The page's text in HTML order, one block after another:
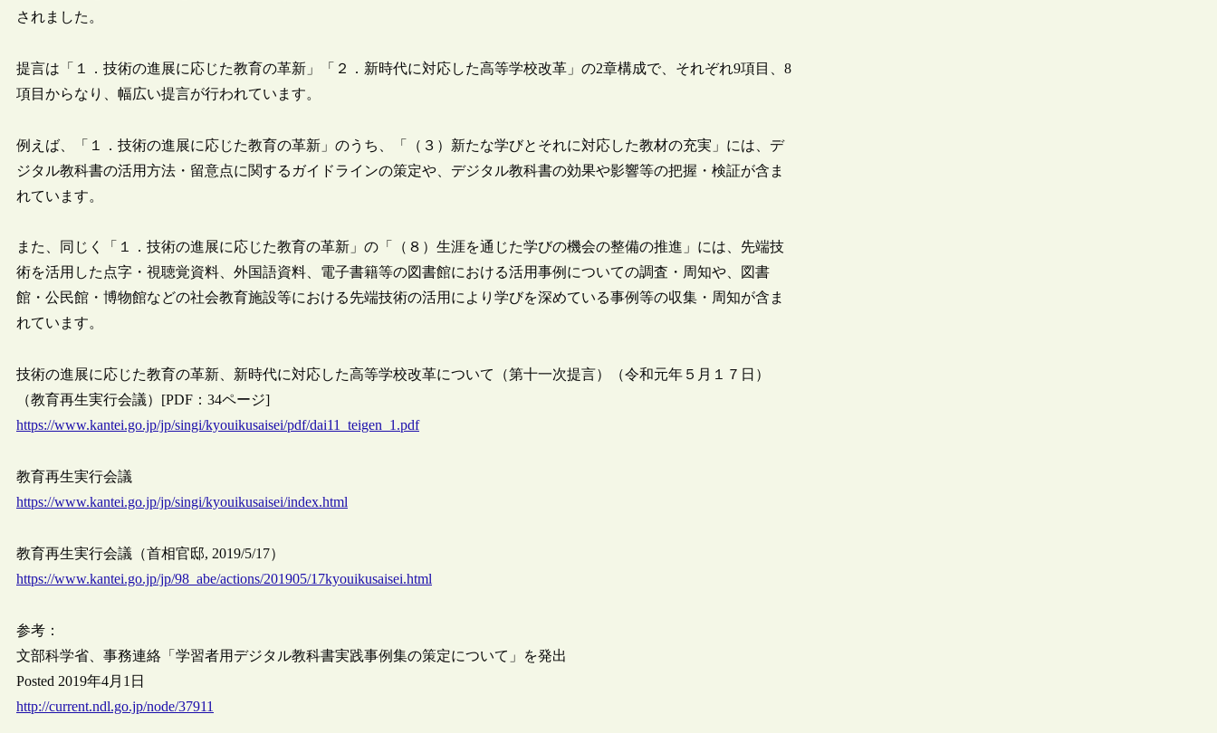
されました。
提言は「１．技術の進展に応じた教育の革新」「２．新時代に対応した高等学校改革」の2章構成で、それぞれ9項目、8
項目からなり、幅広い提言が行われています。
例えば、「１．技術の進展に応じた教育の革新」のうち、「（３）新たな学びとそれに対応した教材の充実」には、デ
ジタル教科書の活用方法・留意点に関するガイドラインの策定や、デジタル教科書の効果や影響等の把握・検証が含ま
れています。
また、同じく「１．技術の進展に応じた教育の革新」の「（８）生涯を通じた学びの機会の整備の推進」には、先端技
術を活用した点字・視聴覚資料、外国語資料、電子書籍等の図書館における活用事例についての調査・周知や、図書
館・公民館・博物館などの社会教育施設等における先端技術の活用により学びを深めている事例等の収集・周知が含ま
れています。
技術の進展に応じた教育の革新、新時代に対応した高等学校改革について（第十一次提言）（令和元年５月１７日）
（教育再生実行会議）[PDF：34ページ]
https://www.kantei.go.jp/jp/singi/kyouikusaisei/pdf/dai11_teigen_1.pdf
教育再生実行会議
https://www.kantei.go.jp/jp/singi/kyouikusaisei/index.html
教育再生実行会議（首相官邸, 2019/5/17）
https://www.kantei.go.jp/jp/98_abe/actions/201905/17kyouikusaisei.html
参考：
文部科学省、事務連絡「学習者用デジタル教科書実践事例集の策定について」を発出
Posted 2019年4月1日
http://current.ndl.go.jp/node/37911